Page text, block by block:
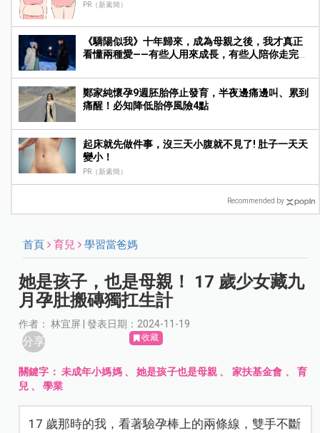
PR（新素簡）
《驕陽似我》十年歸來，成為母親之後，我才真正
看懂兩種愛——有些人用來成長，有些人陪你走完人
鄭家純懷孕9週胚胎停止發育，半夜邊痛邊叫、累到
痛醒！必知降低胎停風險4點
起床就先做件事，沒三天小腹就不見了! 肚子一天天
變小！
PR（新素簡）
Recommended by
首頁 育兒 學習當爸媽
她是孩子，也是母親！ 17 歲少女藏九
月孕肚搬磚獨扛生計
作者： 林宜屏 | 發表日期：2024-11-19
分享 收藏
關鍵字： 未成年小媽媽、她是孩子也是母親 、 家扶基金會 、 育
兒 、學業
17 歲那時的我，看著驗孕棒上的兩條線，雙手不斷